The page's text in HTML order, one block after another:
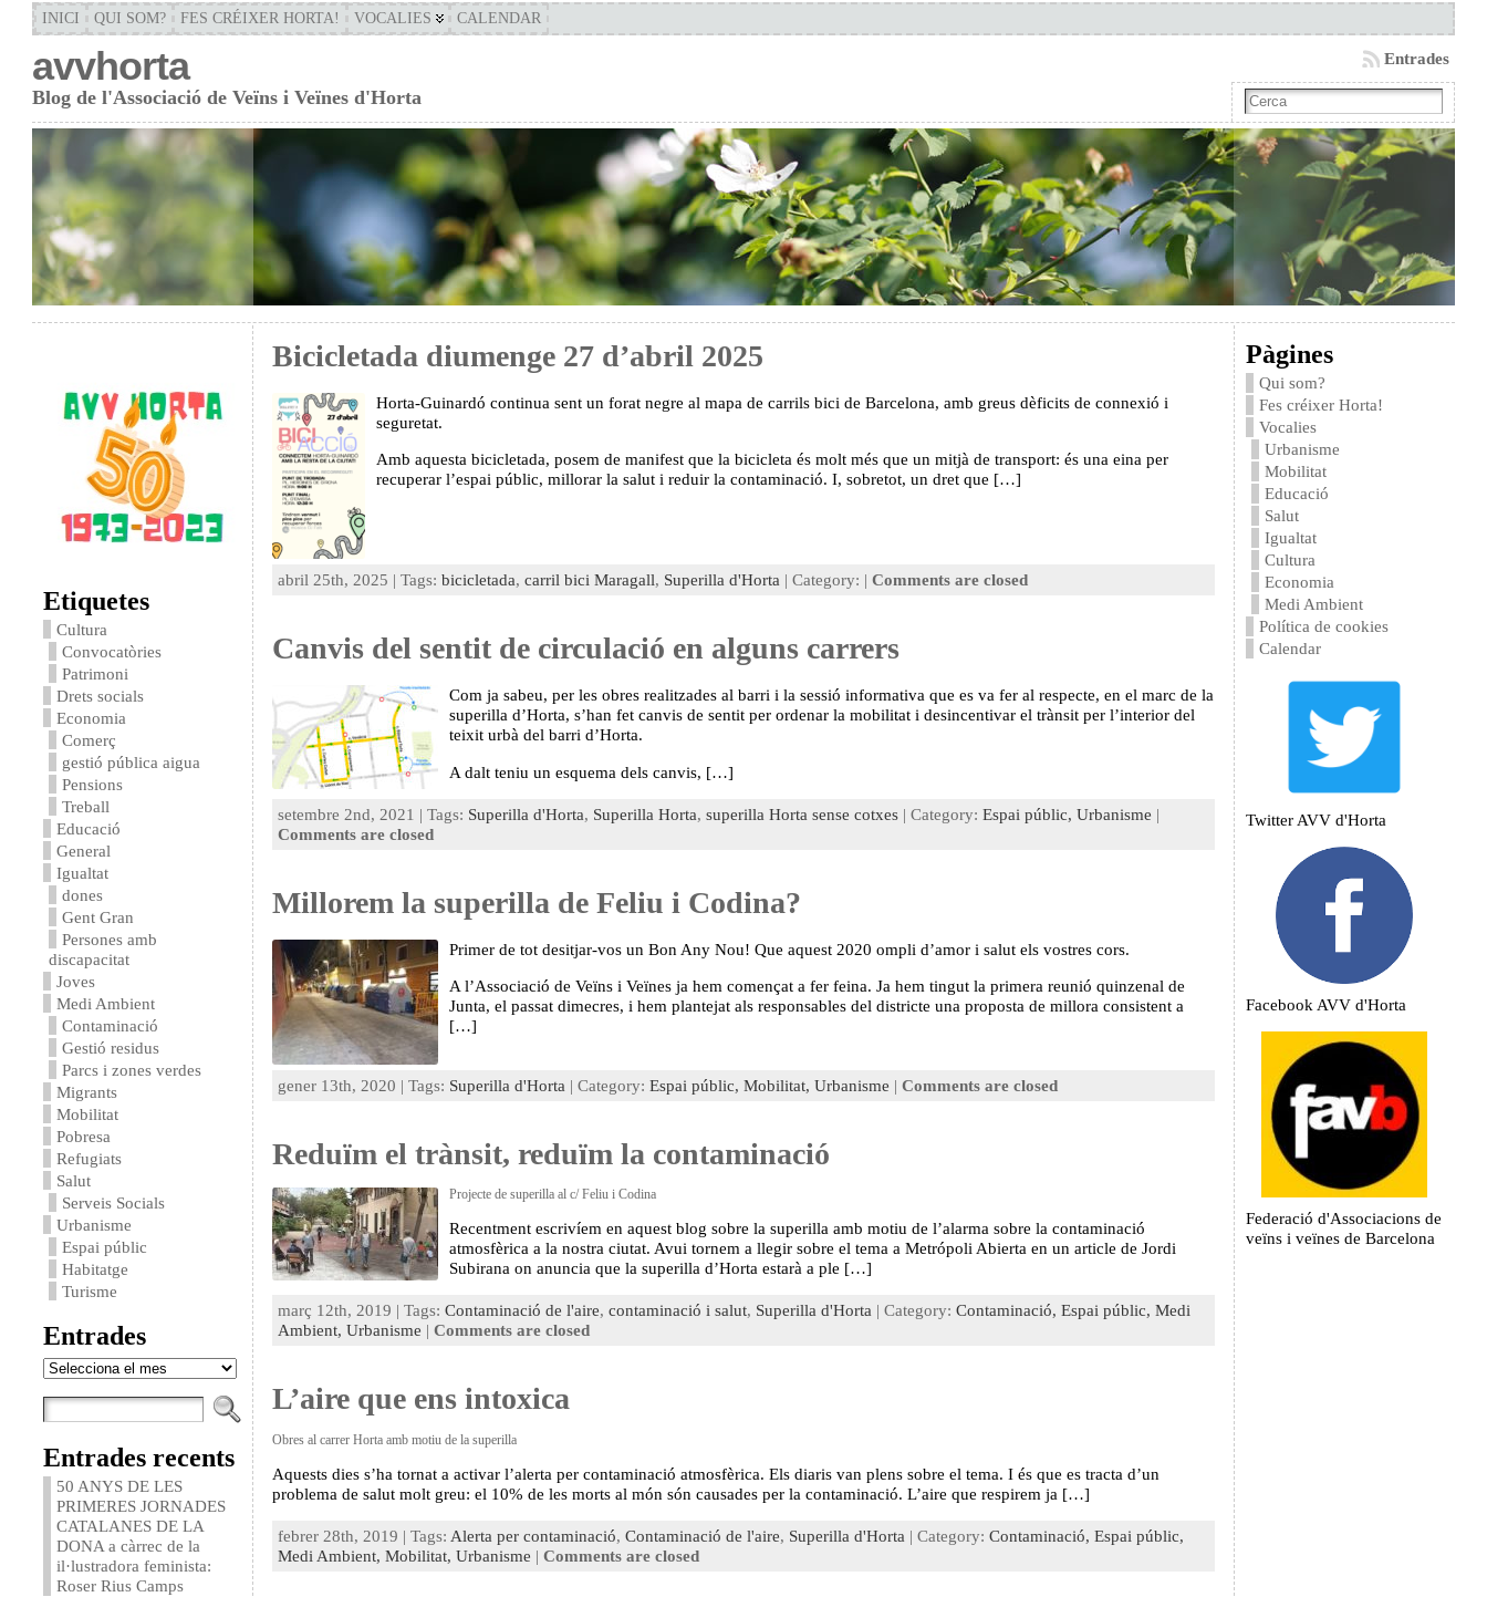
INICI QUI SOM? FES CRÉIXER HORTA! VOCALIES CALENDAR
avvhorta
Blog de l'Associació de Veïns i Veïnes d'Horta
Entrades
Etiquetes
Cultura
Convocatòries
Patrimoni
Drets socials
Economia
Comerç
gestió pública aigua
Pensions
Treball
Educació
General
Igualtat
dones
Gent Gran
Persones amb
discapacitat
Joves
Medi Ambient
Contaminació
Gestió residus
Parcs i zones verdes
Migrants
Mobilitat
Pobresa
Refugiats
Salut
Serveis Socials
Urbanisme
Espai públic
Habitatge
Turisme
Entrades
Entrades
Entrades recents
50 ANYS DE LES
PRIMERES JORNADES
CATALANES DE LA
DONA a càrrec de la
il·lustradora feminista:
Roser Rius Camps
Bicicletada diumenge 27 d’abril 2025
Horta-Guinardó continua sent un forat negre al mapa de carrils bici de Barcelona, amb greus dèficits de connexió i
seguretat.
Amb aquesta bicicletada, posem de manifest que la bicicleta és molt més que un mitjà de transport: és una eina per
recuperar l’espai públic, millorar la salut i reduir la contaminació. I, sobretot, un dret que […]
abril 25th, 2025 | Tags: bicicletada, carril bici Maragall, Superilla d'Horta | Category: | Comments are closed
Canvis del sentit de circulació en alguns carrers
Com ja sabeu, per les obres realitzades al barri i la sessió informativa que es va fer al respecte, en el marc de la
superilla d’Horta, s’han fet canvis de sentit per ordenar la mobilitat i desincentivar el trànsit per l’interior del
teixit urbà del barri d’Horta.
A dalt teniu un esquema dels canvis, […]
setembre 2nd, 2021 | Tags: Superilla d'Horta, Superilla Horta, superilla Horta sense cotxes| Category: Espai públic, Urbanisme |
Comments are closed
Millorem la superilla de Feliu i Codina?
Primer de tot desitjar-vos un Bon Any Nou! Que aquest 2020 ompli d’amor i salut els vostres cors.
A l’Associació de Veïns i Veïnes ja hem començat a fer feina. Ja hem tingut la primera reunió quinzenal de
Junta, el passat dimecres, i hem plantejat als responsables del districte una proposta de millora consistent a
[…]
gener 13th, 2020 | Tags: Superilla d'Horta | Category: Espai públic, Mobilitat, Urbanisme | Comments are closed
Reduïm el trànsit, reduïm la contaminació
Projecte de superilla al c/ Feliu i Codina
Recentment escrivíem en aquest blog sobre la superilla amb motiu de l’alarma sobre la contaminació
atmosfèrica a la nostra ciutat. Avui tornem a llegir sobre el tema a Metrópoli Abierta en un article de Jordi
Subirana on anuncia que la superilla d’Horta estarà a ple […]
març 12th, 2019 | Tags: Contaminació de l'aire, contaminació i salut, Superilla d'Horta| Category: Contaminació, Espai públic, Medi
Ambient, Urbanisme | Comments are closed
L’aire que ens intoxica
Obres al carrer Horta amb motiu de la superilla
Aquests dies s’ha tornat a activar l’alerta per contaminació atmosfèrica. Els diaris van plens sobre el tema. I és que es tracta d’un
problema de salut molt greu: el 10% de les morts al món són causades per la contaminació. L’aire que respirem ja […]
febrer 28th, 2019 | Tags: Alerta per contaminació, Contaminació de l'aire, Superilla d'Horta | Category: Contaminació, Espai públic,
Medi Ambient, Mobilitat, Urbanisme | Comments are closed
Pàgines
Qui som?
Fes créixer Horta!
Vocalies
Urbanisme
Mobilitat
Educació
Salut
Igualtat
Cultura
Economia
Medi Ambient
Política de cookies
Calendar
Twitter AVV d'Horta
Facebook AVV d'Horta
Federació d'Associacions de
veïns i veïnes de Barcelona